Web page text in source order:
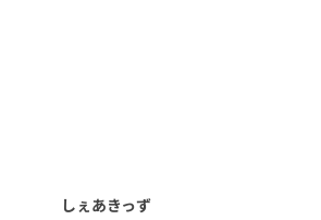
しぇあきっず